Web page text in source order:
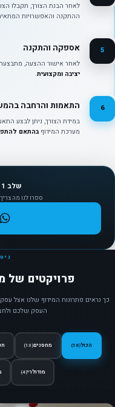
לאחר הבנת הצורך, תקבלו
ההתקנה והאפשרויות
5 אספקה והתקנה
לאחר אישור ההצעה,
יציבה ומקצועית.
6 התאמות והרחבה
במידת הצורך, ניתן לבצע
מערכת המידוףבהתאם
שלב 1 מתחיל בהודעה אחת.
ספרו לנו מה
פרויקטים של
כך נראים פתרונות המידוף שלנו אצל
העסק שלכם
הכול(58) מחסנים(13)
מודולרי(4)